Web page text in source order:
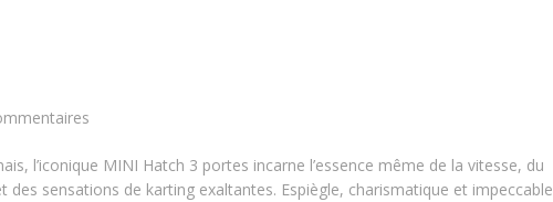
l’iconique MINI Hatch 3 portes incarne l’essence même de la vitesse, du
sensations de karting exaltantes. Espiègle, charismatique et impeccable